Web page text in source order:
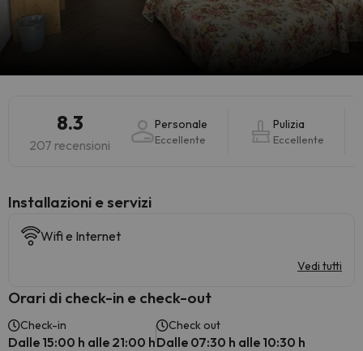
8.3
207 recensioni
Personale
Eccellente
Pulizia
Eccellente
Installazioni e servizi
Wifi e Internet
Vedi tutti
Orari di check-in e check-out
Check-in
Dalle 15:00 h alle 21:00 h
Check out
Dalle 07:30 h alle 10:30 h